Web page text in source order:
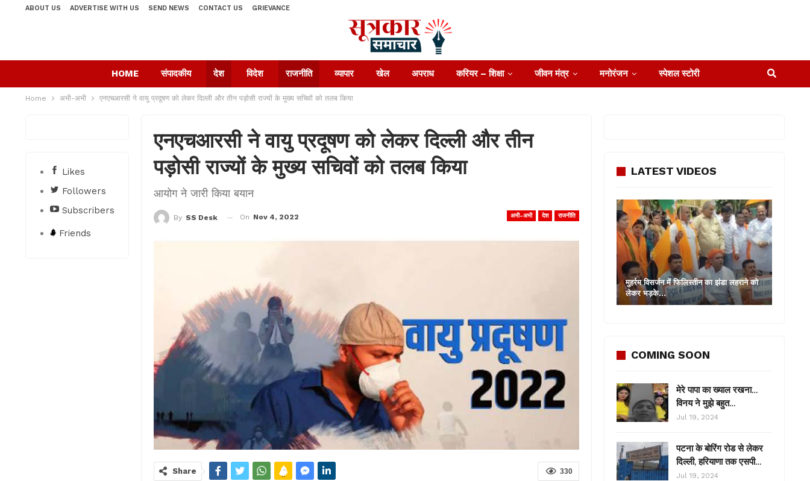
ABOUT US ADVERTISE WITH US SEND NEWS CONTACT US GRIEVANCE
HOME संपादकीय देश विदेश राजनीति व्यापार खेल अपराध करियर – शिक्षा जीवन मंत्र मनोरंजन स्पेशल स्टोरी
Home अभी-अभी एनएचआरसी ने वायु प्रदूषण को लेकर दिल्ली और तीन पड़ोसी राज्यों के मुख्य सचिवों को तलब किया
एनएचआरसी ने वायु प्रदूषण को लेकर दिल्ली और तीन
पड़ोसी राज्यों के मुख्य सचिवों को तलब किया
आयोग ने जारी किया बयान
अभी-अभी देश राजनीति
By SS Desk On Nov 4, 2022
330
Share
LATEST VIDEOS
मुहर्रम विसर्जन में फिलिस्तीन का झंडा लहराने को
लेकर भड़के…
COMING SOON
मेरे पापा का ख्याल रखना…
विनय ने मुझे बहुत…
Jul 19, 2024
पटना के बोरिंग रोड से लेकर
दिल्ली, हरियाणा तक एसपी…
Jul 19, 2024
Likes
Followers
Subscribers
Friends